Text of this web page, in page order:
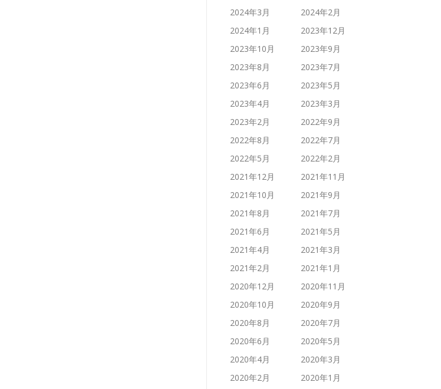
2024年3月
2024年2月
2024年1月
2023年12月
2023年10月
2023年9月
2023年8月
2023年7月
2023年6月
2023年5月
2023年4月
2023年3月
2023年2月
2022年9月
2022年8月
2022年7月
2022年5月
2022年2月
2021年12月
2021年11月
2021年10月
2021年9月
2021年8月
2021年7月
2021年6月
2021年5月
2021年4月
2021年3月
2021年2月
2021年1月
2020年12月
2020年11月
2020年10月
2020年9月
2020年8月
2020年7月
2020年6月
2020年5月
2020年4月
2020年3月
2020年2月
2020年1月